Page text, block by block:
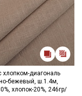
хлопком-диагональ
бежевый, ш.1.4м,
хлопок-20%, 246гр/